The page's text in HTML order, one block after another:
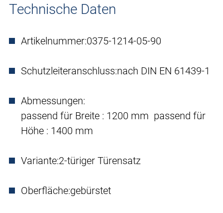
Technische Daten
Artikelnummer:0375-1214-05-90
Schutzleiteranschluss:nach DIN EN 61439-1
Abmessungen:
passend für Breite : 1200 mm passend für
Höhe : 1400 mm
Variante:2-türiger Türensatz
Oberfläche:gebürstet